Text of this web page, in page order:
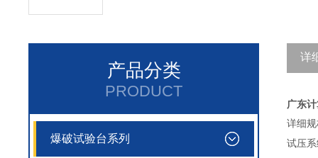
产品分类
PRODUCT
爆破试验台系列
详
广东
详细
试压